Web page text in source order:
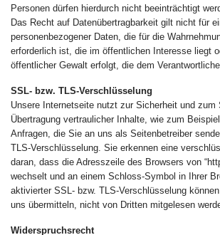
Personen dürfen hierdurch nicht beeinträchtigt
Das Recht auf Datenübertragbarkeit gilt nicht für
personenbezogener Daten, die für die
erforderlich ist, die im öffentlichen Interesse liegt
öffentlicher Gewalt erfolgt, die dem
SSL- bzw. TLS-Verschlüsselung
Unsere Internetseite nutzt zur Sicherheit und zum
Übertragung vertraulicher Inhalte, wie zum
Anfragen, die Sie an uns als Seitenbetreiber
TLS-Verschlüsselung. Sie erkennen eine
daran, dass die Adresszeile des Browsers von
wechselt und an einem Schloss-Symbol in Ihrer
aktivierter SSL- bzw. TLS-Verschlüsselung
uns übermitteln, nicht von Dritten mitgelesen
Widerspruchsrecht